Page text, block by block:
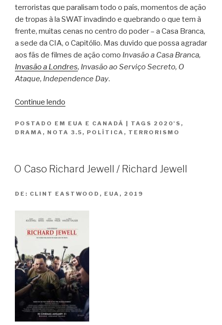
terroristas que paralisam todo o país, momentos de ação
de tropas à la SWAT invadindo e quebrando o que tem à
frente, muitas cenas no centro do poder – a Casa Branca,
a sede da CIA, o Capitólio. Mas duvido que possa agradar
aos fãs de filmes de ação como Invasão a Casa Branca,
Invasão a Londres, Invasão ao Serviço Secreto, O
Ataque, Independence Day.
Continue lendo
Zero
POSTADO EM EUA E CANADÁ TAGS 2020'S ,
DRAMA , NOTA 3.5 , POLÍTICA , TERRORISMO
O Caso Richard Jewell / Richard Jewell
DE: CLINT EASTWOOD, EUA, 2019